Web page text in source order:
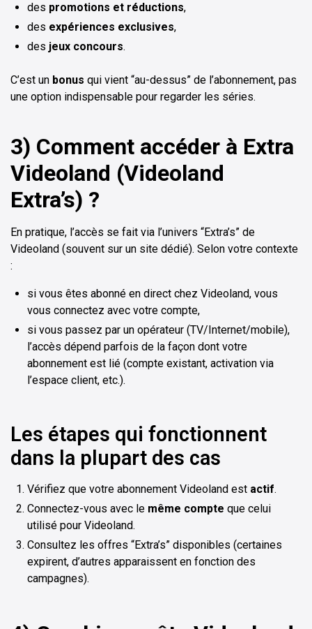
des promotions et réductions,
des expériences exclusives,
des jeux concours.
C’est un bonus qui vient “au-dessus” de l’abonnement, pas
une option indispensable pour regarder les séries.
3) Comment accéder à Extra
Videoland (Videoland
Extra’s) ?
En pratique, l’accès se fait via l’univers “Extra’s” de
Videoland (souvent sur un site dédié). Selon votre contexte
:
si vous êtes abonné en direct chez Videoland, vous
vous connectez avec votre compte,
si vous passez par un opérateur (TV/Internet/mobile),
l’accès dépend parfois de la façon dont votre
abonnement est lié (compte existant, activation via
l’espace client, etc.).
Les étapes qui fonctionnent
dans la plupart des cas
Vérifiez que votre abonnement Videoland est actif.
Connectez-vous avec le même compte que celui
utilisé pour Videoland.
Consultez les offres “Extra’s” disponibles (certaines
expirent, d’autres apparaissent en fonction des
campagnes).